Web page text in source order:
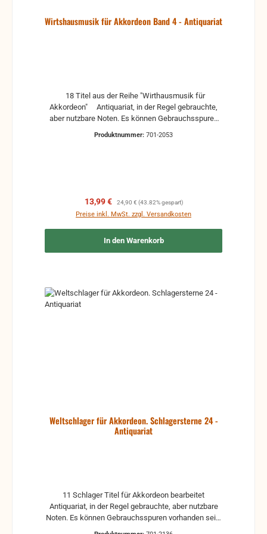
Wirtshausmusik für Akkordeon Band 4 - Antiquariat
Akkordeon" Antiquariat, in der Regel gebrauchte,
aber nutzbare Noten. Es können Gebrauchsspuren
Produktnummer: 701-2053
Verkaufspreis:
13,99 € Regulärer Preis:
24,90 € (43.82% gespart)
Preise inkl. MwSt. zzgl. Versandkosten
In den Warenkorb
Weltschlager für Akkordeon. Schlagersterne 24 -
Antiquariat
Antiquariat, in der Regel gebrauchte, aber nutzbare
Noten. Es können Gebrauchsspuren vorhanden sein,